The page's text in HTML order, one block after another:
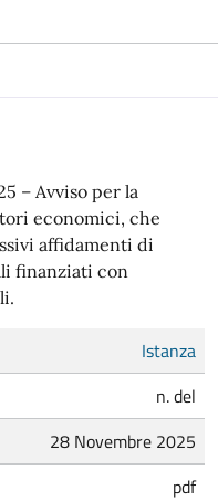
– Avviso per la
economici, che
affidamenti di
finanziati con
Istanza
n. del
28 Novembre 2025
pdf